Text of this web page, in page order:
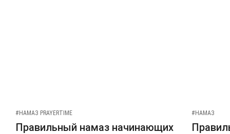
#НАМАЗ PRAYERTIME
Правильный намаз начинающих
#НАМАЗ